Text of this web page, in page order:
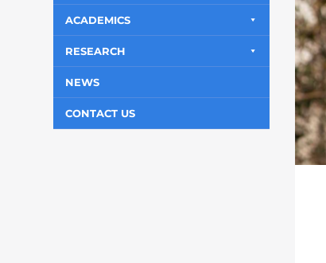
ACADEMICS
RESEARCH
NEWS
CONTACT US